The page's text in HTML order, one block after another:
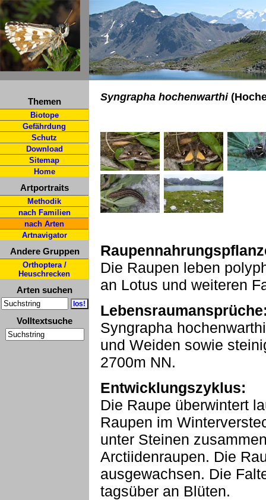
Themen
Biotope
Gefährdung
Schutz
Download
Sitemap
Home
Artportraits
Methodik
nach Familien
nach Arten
Artnavigator
Andere Gruppen
Orthoptera /
Heuschrecken
Arten suchen
Volltextsuche
Syngrapha hochenwarthi
Die Raupen leben
an Lotus und weiteren
Syngrapha
und Weiden sowie
2700m NN.
Entwicklungszyklus:
Die Raupe überwintert
Raupen im
unter Steinen
Arctiidenraupen. Die
ausgewachsen. Die
tagsüber an Blüten.